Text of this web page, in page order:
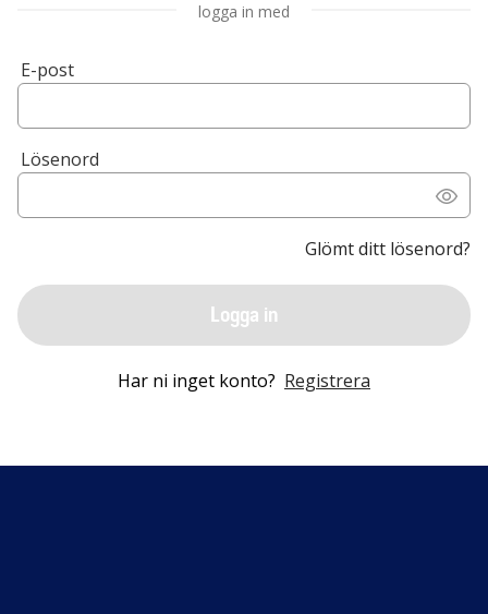
logga in med
E-post
Lösenord
Glömt ditt lösenord?
Logga in
Har ni inget konto? Registrera